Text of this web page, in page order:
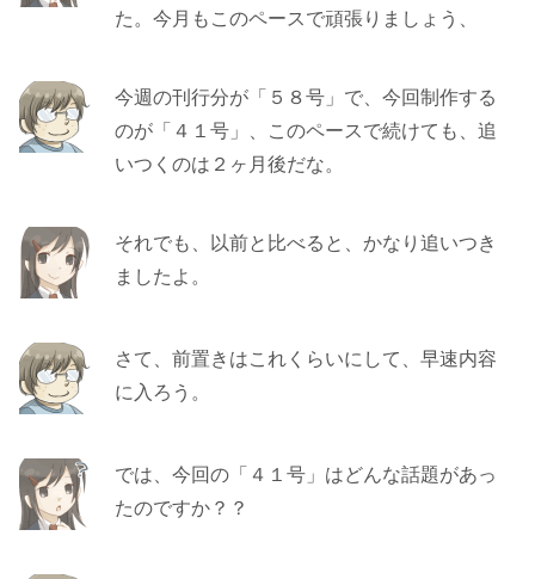
た。今月もこのペースで頑張りましょう、
今週の刊行分が「５８号」で、今回制作する
のが「４１号」、このペースで続けても、追
いつくのは２ヶ月後だな。
それでも、以前と比べると、かなり追いつき
ましたよ。
さて、前置きはこれくらいにして、早速内容
に入ろう。
では、今回の「４１号」はどんな話題があっ
たのですか？？